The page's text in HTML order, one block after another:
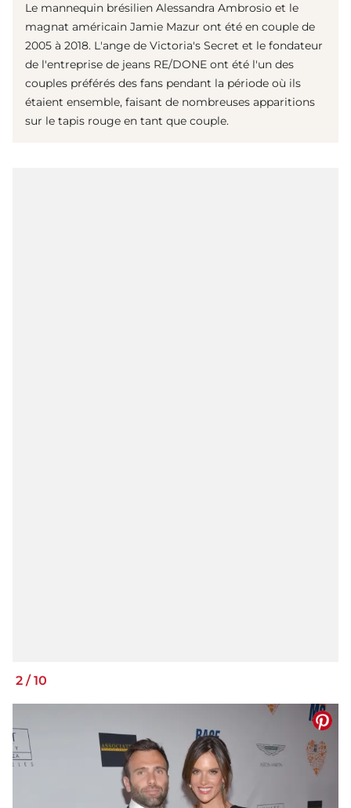
Le mannequin brésilien Alessandra Ambrosio et le
magnat américain Jamie Mazur ont été en couple de
2005 à 2018. L'ange de Victoria's Secret et le fondateur
de l'entreprise de jeans RE/DONE ont été l'un des
couples préférés des fans pendant la période où ils
étaient ensemble, faisant de nombreuses apparitions
sur le tapis rouge en tant que couple.
2 /10